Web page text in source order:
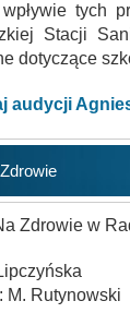
tych
Stacji
dotyczące
audycji
Zdrowie w
M. Rutynowski